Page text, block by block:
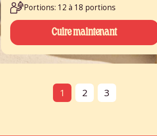
Portions: 12 à 18 portions
Cuire maintenant
1 2 3